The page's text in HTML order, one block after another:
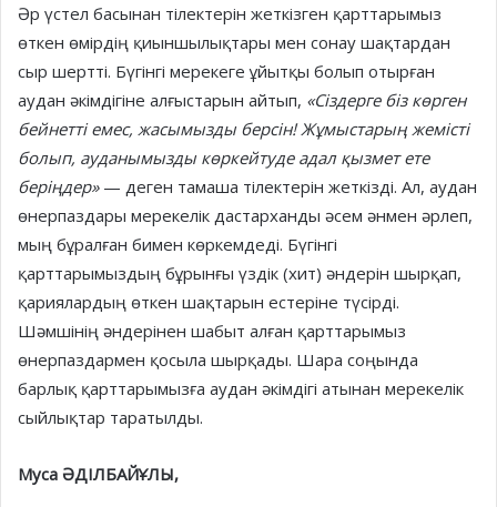
Әр үстел басынан тілектерін жеткізген қарттарымыз
өткен өмірдің қиыншылықтары мен сонау шақтардан
сыр шертті. Бүгінгі мерекеге ұйытқы болып отырған
аудан әкімдігіне алғыстарын айтып, «Сіздерге біз көрген
бейнетті емес, жасымызды берсін! Жұмыстарың жемісті
болып, ауданымызды көркейтуде адал қызмет ете
беріңдер»— деген тамаша тілектерін жеткізді. Ал, аудан
өнерпаздары мерекелік дастарханды әсем әнмен әрлеп,
мың бұралған бимен көркемдеді. Бүгінгі
қарттарымыздың бұрынғы үздік (хит) әндерін шырқап,
қариялардың өткен шақтарын естеріне түсірді.
Шәмшінің әндерінен шабыт алған қарттарымыз
өнерпаздармен қосыла шырқады. Шара соңында
барлық қарттарымызға аудан әкімдігі атынан мерекелік
сыйлықтар таратылды.
Муса ӘДІЛБАЙҰЛЫ,